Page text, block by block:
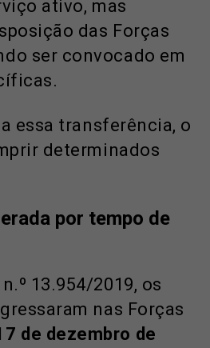
ativo, mas
das Forças
ser convocado em
essa transferência, o
determinados
por tempo de
13.954/2019, os
nas Forças
de dezembro de